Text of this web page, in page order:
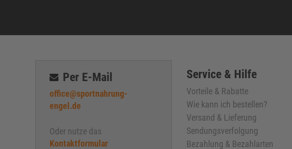
Per E-Mail
office@sportnahrung-
engel.de
Oder nutze das
Kontaktformular
Service & Hilfe
Vorteile & Rabatte
Wie kann ich bestellen?
Versand & Lieferung
Sendungsverfolgung
Bezahlung & Bezahlarten